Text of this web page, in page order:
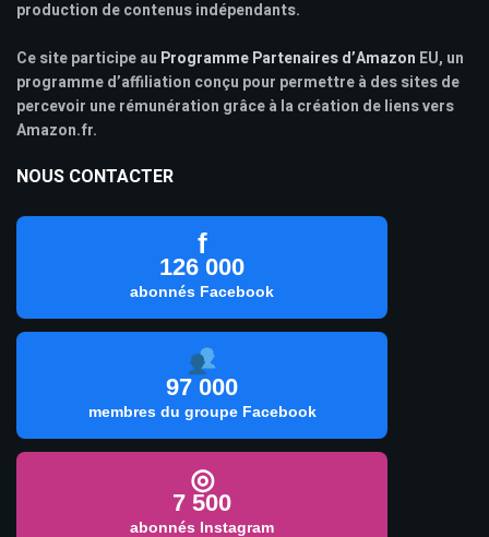
production de contenus indépendants.
Ce site participe au Programme Partenaires d’Amazon EU, un
programme d’affiliation conçu pour permettre à des sites de
percevoir une rémunération grâce à la création de liens vers
Amazon.fr.
NOUS CONTACTER
f
126 000
abonnés Facebook
97 000
membres du groupe Facebook
◎
7 500
abonnés Instagram